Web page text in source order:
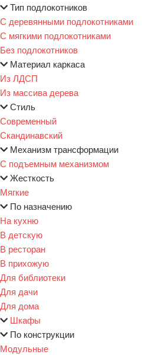
Тип подлокотников
С деревянными подлокотниками
С мягкими подлокотниками
Без подлокотников
Материал каркаса
Из ЛДСП
Из массива дерева
Стиль
Современный
Скандинавский
Механизм трансформации
С подъемным механизмом
Жесткость
Мягкие
По назначению
На кухню
В детскую
В ресторан
В прихожую
Для библиотеки
Для дачи
Для дома
Шкафы
По конструкции
Модульные